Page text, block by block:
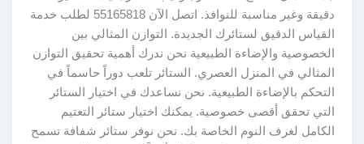
دقيقة وغير مناسبة للنوافذ. اتصل الآن 55165818 لطلب خدمة
القياس الدقيق لستائرك الجديدة. التوازن المثالي بين
الخصوصية والإضاءة الطبيعية نحن ندرك أهمية تحقيق التوازن
المثالي في المنزل العصري. الستائر تلعب دوراً حاسماً في
التحكم بالإضاءة الطبيعية. نحن نساعدك في اختيار الستائر
التي تحقق أقصى خصوصية. يمكنك اختيار ستائر التعتيم
الكامل لغرف النوم الخاصة بك. نحن نوفر ستائر شفافة تسمح